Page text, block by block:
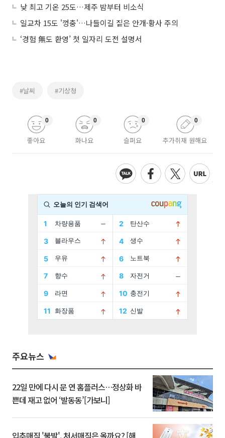
낮 최고 기온 25도…제주 밤부터 비소식
일교차 15도 '껑충'…나들이길 짙은 안개·황사 주의
‘경험 無도 환영’ 첫 일자리 도전 설명서
#날씨 #기상청
좋아요
0
화나요
0
슬퍼요
0
추가취재 원해요
0
주요뉴스
22일 만에 다시 문 연 홈플러스…정상화 바
쁜데 재고 없어 ‘발동동’[가보니]